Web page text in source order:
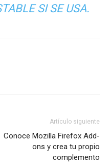
SI SE USA.
Artículo siguiente
Conoce Mozilla Firefox Add-
ons y crea tu propio
complemento